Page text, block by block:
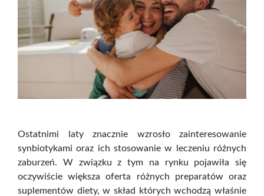
Ostatnimi laty znacznie wzrosło zainteresowanie
synbiotykami oraz ich stosowanie w leczeniu różnych
zaburzeń. W związku z tym na rynku pojawiła się
oczywiście większa oferta różnych preparatów oraz
suplementów diety, w skład których wchodzą właśnie